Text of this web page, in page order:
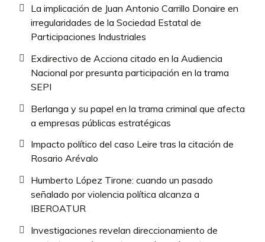
La implicación de Juan Antonio Carrillo Donaire en
irregularidades de la Sociedad Estatal de
Participaciones Industriales
Exdirectivo de Acciona citado en la Audiencia
Nacional por presunta participación en la trama
SEPI
Berlanga y su papel en la trama criminal que afecta
a empresas públicas estratégicas
Impacto político del caso Leire tras la citación de
Rosario Arévalo
Humberto López Tirone: cuando un pasado
señalado por violencia política alcanza a
IBEROATUR
Investigaciones revelan direccionamiento de